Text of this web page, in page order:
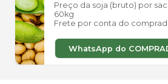
Preço da soja (bruto) por
60kg
Frete por conta do
WhatsApp do